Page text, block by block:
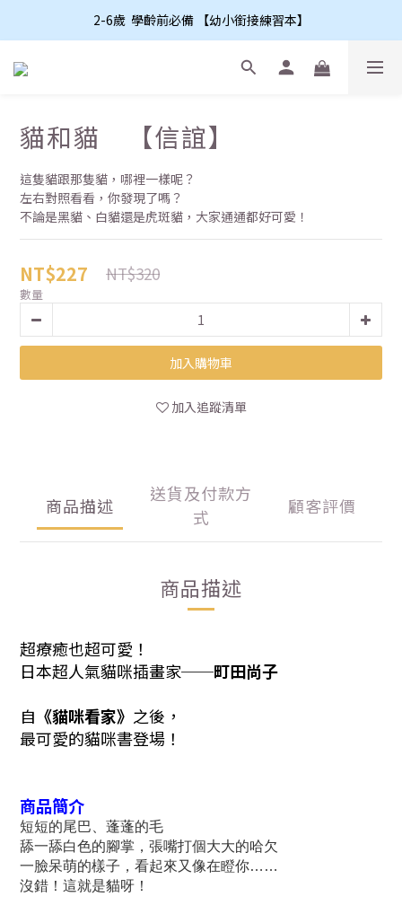
2-6歲  學齡前必備 【幼小銜接練習本】
貓和貓 【信誼】
這隻貓跟那隻貓，哪裡一樣呢？
左右對照看看，你發現了嗎？
不論是黑貓、白貓還是虎斑貓，大家通通都好可愛！
NT$227 NT$320
數量
加入購物車
加入追蹤清單
商品描述
送貨及付款方
式
顧客評價
商品描述
超療癒也超可愛！
日本超人氣貓咪插畫家──町田尚子
自 《貓咪看家》 之後，
最可愛的貓咪書登場！
商品簡介
短短的尾巴、蓬蓬的毛
舔一舔白色的腳掌，張嘴打個大大的哈欠
一臉呆萌的樣子，看起來又像在瞪你……
沒錯！這就是貓呀！